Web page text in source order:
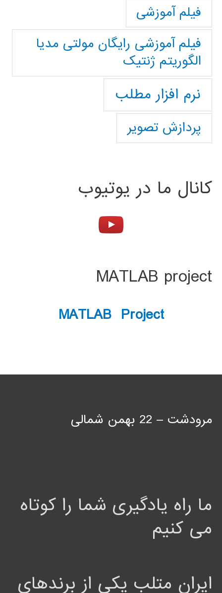
فیلم آموزشی
فیلم آموزشی رایگان مولتی مدیا
الگوریتم ژنتیک
نرم افزار مطلب
پردازش تصویر
کانال ما در یوتیوب
MATLAB project
MATLAB Project
مرودشت – 22 بهمن شمالی
ما راه یادگیری شما را کوتاه
می کنیم
ایران متلب یکی از برندهای